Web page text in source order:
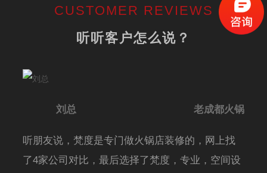
CUSTOMER REVIEWS
听听客户怎么说？
老成都火锅
刘总
听朋友说，梵度是专门做火锅店装修的，网上找
了4家公司对比，最后选择了梵度，专业，空间设